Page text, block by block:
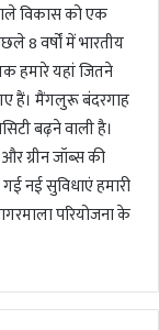
विकास को एक
8 वर्षों में भारतीय
हमारे यहां जितने
हैं। मैंगलुरू बंदरगाह
बढ़ने वाली है।
ग्रीन जॉब्स की
नई सुविधाएं हमारी
परियोजना के